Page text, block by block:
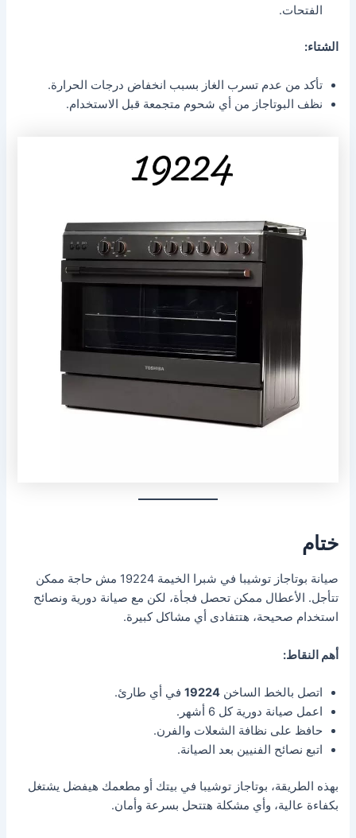
الفتحات.
الشتاء:
تأكد من عدم تسرب الغاز بسبب انخفاض درجات الحرارة.
نظف البوتاجاز من أي شحوم متجمعة قبل الاستخدام.
ختام
صيانة بوتاجاز توشيبا في شبرا الخيمة 19224 مش حاجة ممكن
تتأجل. الأعطال ممكن تحصل فجأة، لكن مع صيانة دورية ونصائح
استخدام صحيحة، هتتفادى أي مشاكل كبيرة.
أهم النقاط:
اتصل بالخط الساخن19224 في أي طارئ.
اعمل صيانة دورية كل 6 أشهر.
حافظ على نظافة الشعلات والفرن.
اتبع نصائح الفنيين بعد الصيانة.
بهذه الطريقة، بوتاجاز توشيبا في بيتك أو مطعمك هيفضل يشتغل
بكفاءة عالية، وأي مشكلة هتتحل بسرعة وأمان.